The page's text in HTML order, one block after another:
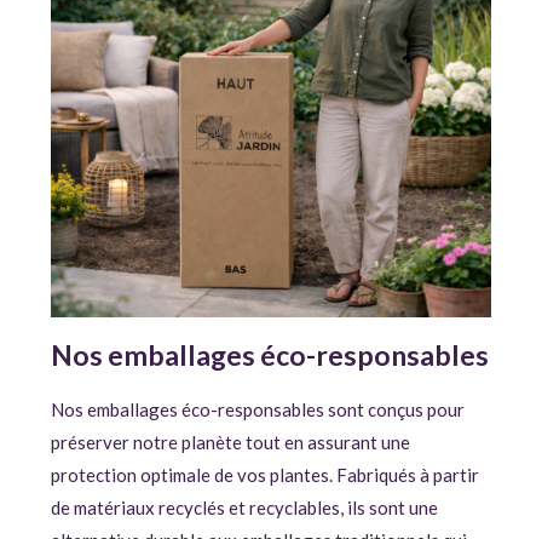
Nos emballages éco-responsables
Nos emballages éco-responsables sont conçus pour
préserver notre planète tout en assurant une
protection optimale de vos plantes. Fabriqués à partir
de matériaux recyclés et recyclables, ils sont une